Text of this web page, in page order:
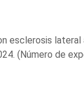
esclerosis lateral
(Número de